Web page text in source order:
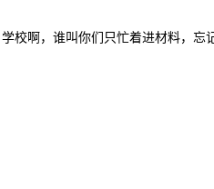
校啊，谁叫你们只忙着进材料，忘